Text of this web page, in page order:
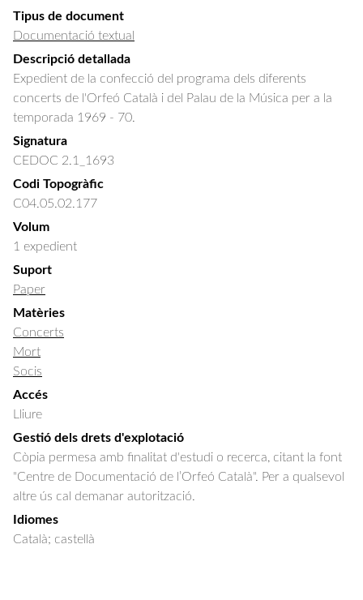
Tipus de document
Documentació textual
Descripció detallada
Expedient de la confecció del programa dels diferents
concerts de l'Orfeó Català i del Palau de la Música per a la
temporada 1969 - 70.
Signatura
CEDOC 2.1_1693
Codi Topogràfic
C04.05.02.177
Volum
1 expedient
Suport
Paper
Matèries
Concerts
Mort
Socis
Accés
Lliure
Gestió dels drets d'explotació
Còpia permesa amb finalitat d'estudi o recerca, citant la font
"Centre de Documentació de l’Orfeó Català". Per a qualsevol
altre ús cal demanar autorització.
Idiomes
Català; castellà